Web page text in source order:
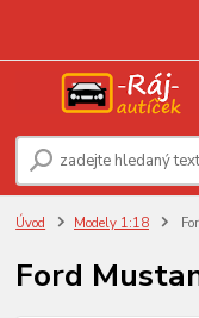
Úvod Modely 1:18
Ford